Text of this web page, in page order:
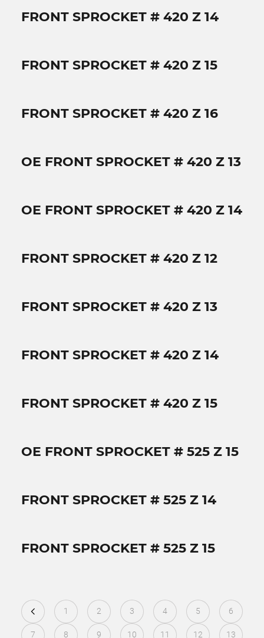
FRONT SPROCKET # 420 Z 14
FRONT SPROCKET # 420 Z 15
FRONT SPROCKET # 420 Z 16
OE FRONT SPROCKET # 420 Z 13
OE FRONT SPROCKET # 420 Z 14
FRONT SPROCKET # 420 Z 12
FRONT SPROCKET # 420 Z 13
FRONT SPROCKET # 420 Z 14
FRONT SPROCKET # 420 Z 15
OE FRONT SPROCKET # 525 Z 15
FRONT SPROCKET # 525 Z 14
FRONT SPROCKET # 525 Z 15
1 2 3 4 5 6
7 8 9 10 11 12 13